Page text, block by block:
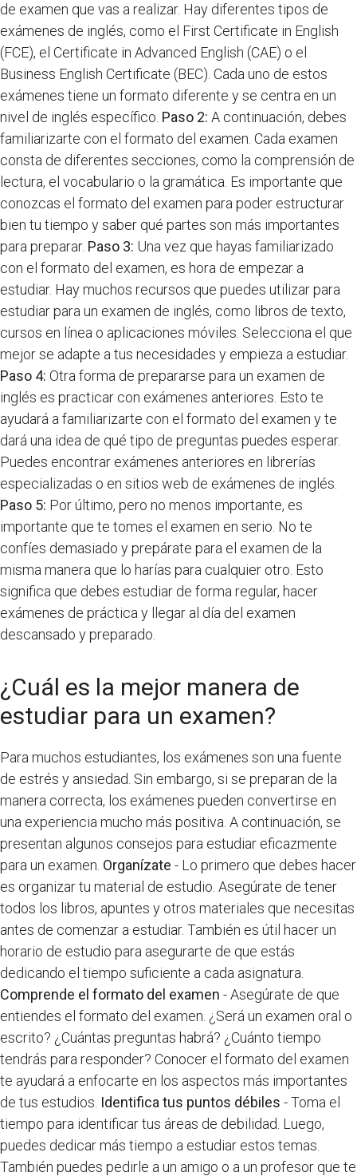
de examen que vas a realizar. Hay diferentes tipos de
exámenes de inglés, como el First Certificate in English
(FCE), el Certificate in Advanced English (CAE) o el
Business English Certificate (BEC). Cada uno de estos
exámenes tiene un formato diferente y se centra en un
nivel de inglés específico. Paso 2: A continuación, debes
familiarizarte con el formato del examen. Cada examen
consta de diferentes secciones, como la comprensión de
lectura, el vocabulario o la gramática. Es importante que
conozcas el formato del examen para poder estructurar
bien tu tiempo y saber qué partes son más importantes
para preparar. Paso 3: Una vez que hayas familiarizado
con el formato del examen, es hora de empezar a
estudiar. Hay muchos recursos que puedes utilizar para
estudiar para un examen de inglés, como libros de texto,
cursos en línea o aplicaciones móviles. Selecciona el que
mejor se adapte a tus necesidades y empieza a estudiar.
Paso 4: Otra forma de prepararse para un examen de
inglés es practicar con exámenes anteriores. Esto te
ayudará a familiarizarte con el formato del examen y te
dará una idea de qué tipo de preguntas puedes esperar.
Puedes encontrar exámenes anteriores en librerías
especializadas o en sitios web de exámenes de inglés.
Paso 5: Por último, pero no menos importante, es
importante que te tomes el examen en serio. No te
confíes demasiado y prepárate para el examen de la
misma manera que lo harías para cualquier otro. Esto
significa que debes estudiar de forma regular, hacer
exámenes de práctica y llegar al día del examen
descansado y preparado.
¿Cuál es la mejor manera de
estudiar para un examen?
Para muchos estudiantes, los exámenes son una fuente
de estrés y ansiedad. Sin embargo, si se preparan de la
manera correcta, los exámenes pueden convertirse en
una experiencia mucho más positiva. A continuación, se
presentan algunos consejos para estudiar eficazmente
para un examen. Organízate - Lo primero que debes hacer
es organizar tu material de estudio. Asegúrate de tener
todos los libros, apuntes y otros materiales que necesitas
antes de comenzar a estudiar. También es útil hacer un
horario de estudio para asegurarte de que estás
dedicando el tiempo suficiente a cada asignatura.
Comprende el formato del examen - Asegúrate de que
entiendes el formato del examen. ¿Será un examen oral o
escrito? ¿Cuántas preguntas habrá? ¿Cuánto tiempo
tendrás para responder? Conocer el formato del examen
te ayudará a enfocarte en los aspectos más importantes
de tus estudios. Identifica tus puntos débiles - Toma el
tiempo para identificar tus áreas de debilidad. Luego,
puedes dedicar más tiempo a estudiar estos temas.
También puedes pedirle a un amigo o a un profesor que te